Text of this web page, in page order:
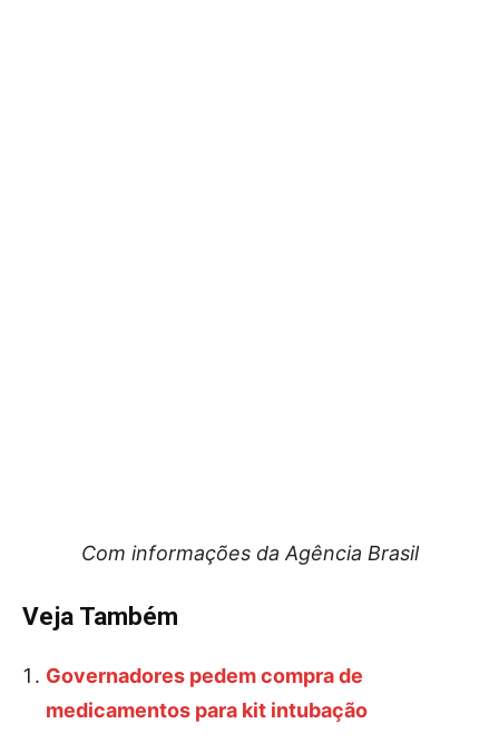
Com informações da Agência Brasil
Veja Também
Governadores pedem compra de
medicamentos para kit intubação